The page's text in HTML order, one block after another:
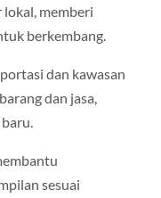
memberi
berkembang.
dan kawasan
dan jasa,
sesuai